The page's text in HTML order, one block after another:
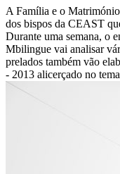
A Família e o Matrimónio
dos bispos da CEAST
Durante uma semana, o
Mbilingue vai analisar
prelados também vão
- 2013 alicerçado no